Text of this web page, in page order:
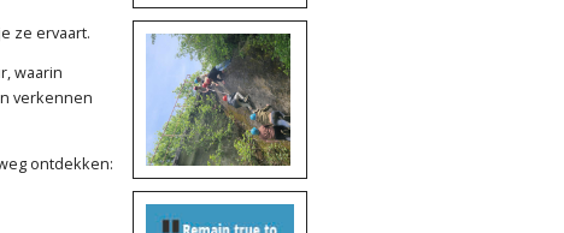
ze ervaart.
waarin
verkennen
ontdekken: